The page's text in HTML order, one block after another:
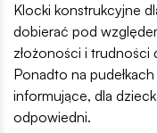
Klocki konstrukcyjne
dobierać pod
złożoności i trudności
Ponadto na
informujące, dla
odpowiedni.